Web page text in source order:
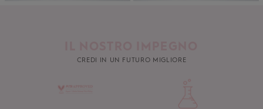
CREDI IN UN FUTURO MIGLIORE